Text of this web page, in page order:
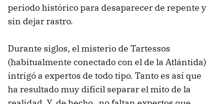
periodo histórico para desaparecer de repente y
sin dejar rastro.
Durante siglos, el misterio de Tartessos
(habitualmente conectado con el de la Atlántida)
intrigó a expertos de todo tipo. Tanto es así que
ha resultado muy difícil separar el mito de la